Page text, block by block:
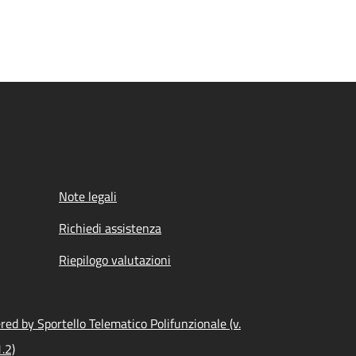
Note legali
Richiedi assistenza
Riepilogo valutazioni
by Sportello Telematico Polifunzionale (v.